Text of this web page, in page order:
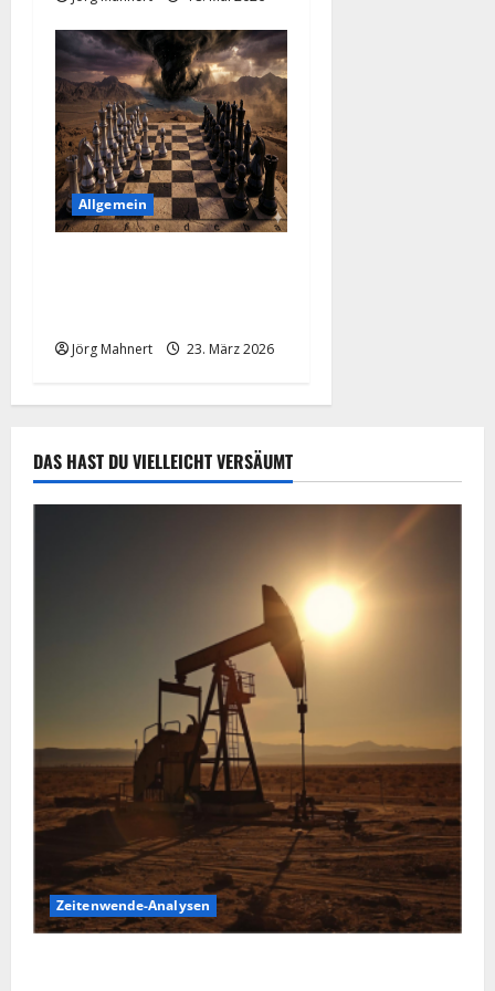
Allgemein
Jörg Mahnert 23. März 2026
DAS HAST DU VIELLEICHT VERSÄUMT
Zeitenwende-Analysen